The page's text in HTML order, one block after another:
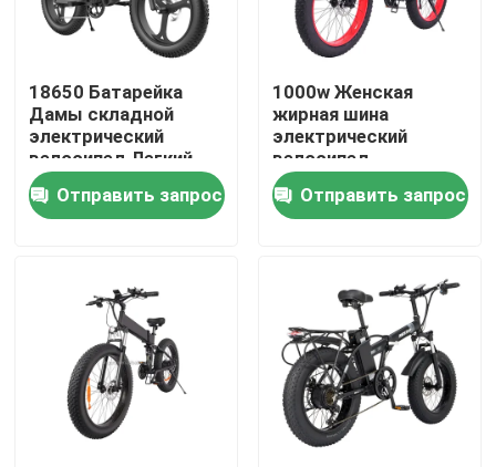
Спросите цитату
Электровелосипед Ridstar
Электровелосипед с складной жировой шиной
Электрический горный велосипед с жирными
горный велосипед полного подвеса электрический
складывая электрический горный велосипед
18650 Батарейка
Дамы складной
электрический
велосипед Легкий
2000 Ватт E Bike
Отправить запрос
1000w Женская
жирная шина
электрический
велосипед
Алюминиевая
сплавная рама с
бесшовным
Отправить запрос